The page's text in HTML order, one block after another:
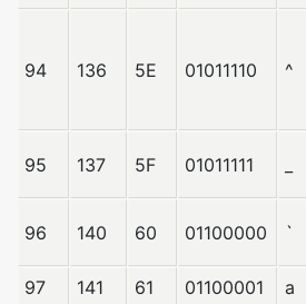
94 136 5E 01011110 ^
95 137 5F 01011111
96 140 60 01100000 `
97 141 61 01100001 a